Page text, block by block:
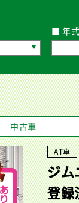
■ 年
中古車
AT車
ジ
登録